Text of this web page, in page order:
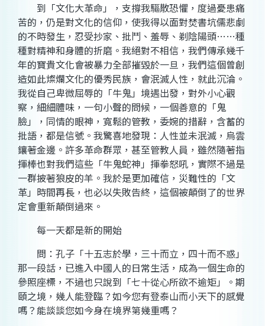
到「文化大革命」，支撐我驅散恐懼，度過憂患痛
苦的，仍是對文化的信仰，使我得以面對焚書坑儒悲劇
的不時發生，忍受抄家、批鬥、羞辱、剃陰陽頭……種
種對精神和身體的折磨。我絕對不相信，我們傳承幾千
年的寶貴文化會被暴力全部摧毀於一旦，我們這個曾創
造如此燦爛文化的優秀民族，會泯滅人性，就此沉淪。
我從自己卑微屈辱的「牛鬼」境遇出發，對外小心觀
察，細細體味，一句小聲的問候，一個善意的「鬼
臉」，同情的眼神，寬鬆的管教，委婉的措辭，含蓄的
批語，都是信號。我驚喜地發現：人性並未泯滅，烏雲
鑲著金邊。許多革命群眾，甚至管教人員，雖然隨著指
揮棒也對我們這些「牛鬼蛇神」揮拳怒吼，實際不過是
一群披著狼皮的羊。我於是更加確信，災難性的「文
革」時間再長，也必以失敗告終，這個被顛倒了的世界
定會重新顛倒過來。
每一天都是新的開始
問：孔子「十五志於學，三十而立，四十而不惑」
那一段話，已進入中國人的日常生活，成為一個生命的
參照座標，不過也只說到「七十從心所欲不逾矩」。期
頤之境，幾人能登臨？如今您有登泰山而小天下的感覺
嗎？能談談您如今身在境界第幾重嗎？